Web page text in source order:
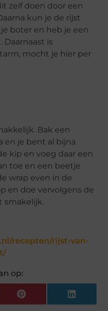
zelf doen door een
kun je de rijst
boter en heb je een
Daarnaast is
mocht je hier per
Bak een
en je bent al bijna
kip en voeg daar een
toe en een beetje
wrap even in de
en doe vervolgens de
smakelijk.
recepten/rijst-van-
op:
Pinterest LinkedIn